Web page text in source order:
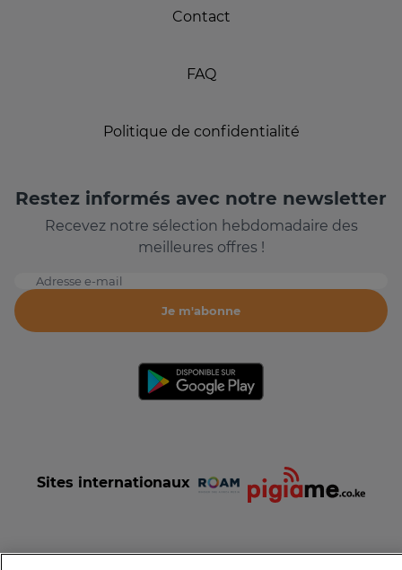
Contact
FAQ
Politique de confidentialité
Restez informés avec notre newsletter
Recevez notre sélection hebdomadaire des
meilleures offres !
Adresse e-mail
Je m'abonne
Sites internationaux